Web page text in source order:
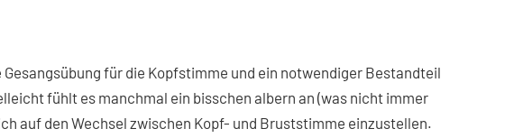
für die Kopfstimme und ein notwendiger Bestandteil
fühlt es manchmal ein bisschen albern an (was nicht immer
auf den Wechsel zwischen Kopf- und Bruststimme einzustellen.